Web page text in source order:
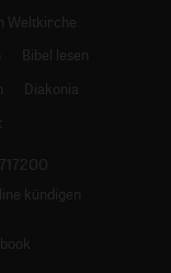
Weltkirche
Bibel lesen
Diakonia
kündigen